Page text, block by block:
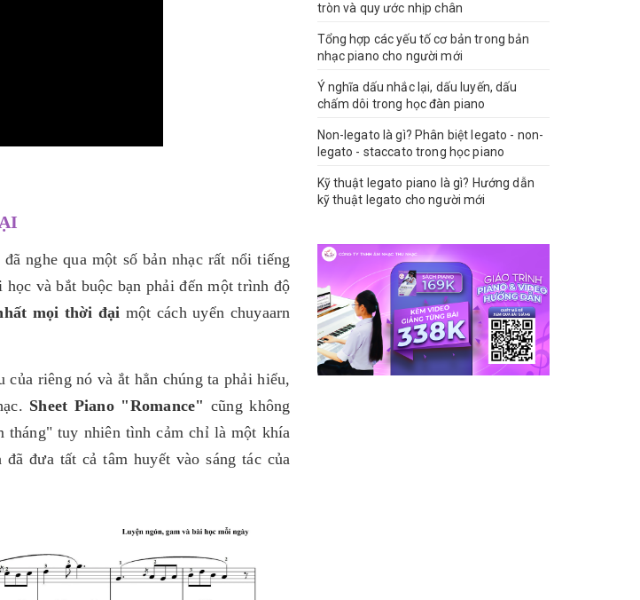
nghe qua một số bản nhạc rất nổi tiếng
học và bắt buộc bạn phải đến một trình độ
mọi thời đại một cách uyển chuyaarn
của riêng nó và ắt hẳn chúng ta phải hiểu,
Sheet Piano "Romance" cũng không
tuy nhiên tình cảm chỉ là một khía
đưa tất cả tâm huyết vào sáng tác của
tròn và quy ước nhịp chân
Tổng hợp các yếu tố cơ bản trong bản
nhạc piano cho người mới
Ý nghĩa dấu nhắc lại, dấu luyến, dấu
chấm dôi trong học đàn piano
Non-legato là gì? Phân biệt legato - non-
legato - staccato trong học piano
Kỹ thuật legato piano là gì? Hướng dẫn
kỹ thuật legato cho người mới